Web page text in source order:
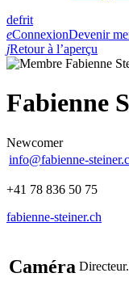
defrit
eConnexionDevenir
jRetour à l’aperçu
Fabienne
Newcomer
info@fabienne-
+41 78 836 50 75
fabienne-steiner.ch
Caméra